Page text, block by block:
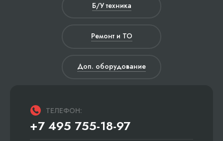
Б/У техника
Ремонт и ТО
Доп. оборудование
ТЕЛЕФОН:
+7 495 755-18-97